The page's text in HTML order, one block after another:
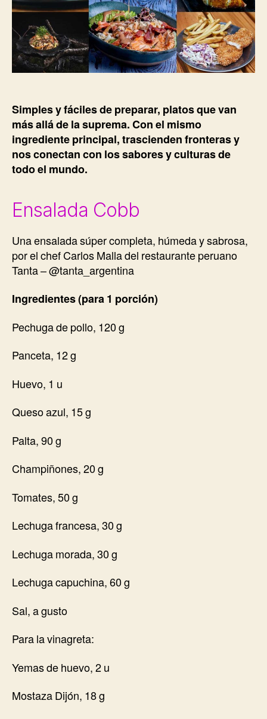
Simples y fáciles de preparar, platos que van
más allá de la suprema. Con el mismo
ingrediente principal, trascienden fronteras y
nos conectan con los sabores y culturas de
todo el mundo.
Ensalada Cobb
Una ensalada súper completa, húmeda y sabrosa,
por el chef Carlos Malla del restaurante peruano
Tanta – @tanta_argentina
Ingredientes (para 1 porción)
Pechuga de pollo, 120 g
Panceta, 12 g
Huevo, 1 u
Queso azul, 15 g
Palta, 90 g
Champiñones, 20 g
Tomates, 50 g
Lechuga francesa, 30 g
Lechuga morada, 30 g
Lechuga capuchina, 60 g
Sal, a gusto
Para la vinagreta:
Yemas de huevo, 2 u
Mostaza Dijón, 18 g